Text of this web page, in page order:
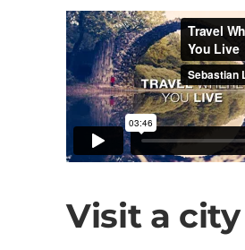
Visit a city